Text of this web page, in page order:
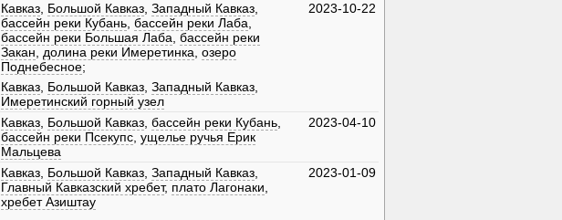
Кавказ Большой Кавказ Западный Кавказ
бассейн реки Кубань бассейн реки Лаба
бассейн реки Большая Лаба бассейн реки
Закан
долина реки Имеретинка озеро
Поднебесное;
Кавказ Большой Кавказ Западный Кавказ
Имеретинский горный узел
2023-10-22
Кавказ Большой Кавказ бассейн реки Кубань
бассейн реки Псекупс ущелье ручья Ерик
Мальцева
2023-04-10
Кавказ Большой Кавказ Западный Кавказ
Главный Кавказский хребет, плато Лагонаки
хребет Азиштау
2023-01-09